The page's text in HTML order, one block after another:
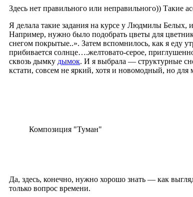
Здесь нет правильного или неправильного)) Такие
Я делала такие задания на курсе у Людмилы Белых,
Например, нужно было подобрать цветы для
снегом покрытые..». Затем вспомнилось, как я еду
прибивается солнце….желтовато-серое,
сквозь дымку дымок. И я выбрала — структурные
кстати, совсем не яркий, хотя и новомодный, но для
Композиция "Туман"
Да, здесь, конечно, нужно хорошо знать — как
только вопрос времени.